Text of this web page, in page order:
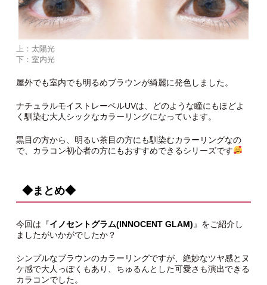
上：太陽光
下：室内光
屋外でも室内でも明るめブラウンが綺麗に発色しました。
ナチュラルモイストレーベルUVは、どのような瞳にもほどよ
く馴染む大人シックなカラーリングになっています。
黒目の方から、明るい茶目の方にも馴染むカラーリングなの
で、カラコン初心者の方にもおすすめできるシリーズです
◆まとめ◆
今回は『イノセントグラム(INNOCENT GLAM) 』をご紹介し
ましたがいかがでしたか？
シンプルなブラウンのカラーリングですが、絶妙なツヤ感とヌ
ケ感で大人っぽくもあり、ちゅるんとした可愛さも演出できる
カラコンでした。